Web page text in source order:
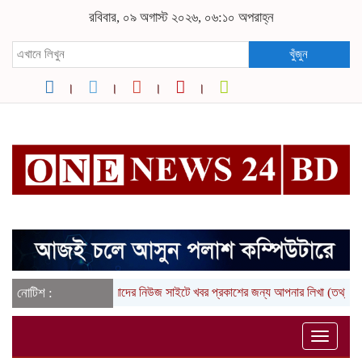
রবিবার, ০৯ অগাস্ট ২০২৬, ০৬:১০ অপরাহ্ন
খুঁজুন
নোটিশ : আমাদের নিউজ সাইটে খবর প্রকাশের জন্য আপনার লিখা (তথ্য, ছবি
Toggle